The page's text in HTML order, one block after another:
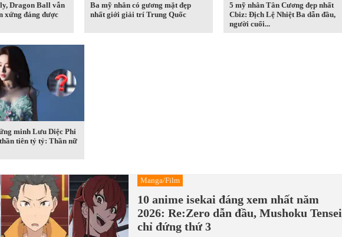
Dragon Ball vẫn
xứng đáng được
Ba mỹ nhân có gương mặt đẹp
nhất giới giải trí Trung Quốc
5 mỹ nhân Tân Cương đẹp nhất
Cbiz: Địch Lệ Nhiệt Ba dẫn đầu,
người cuối...
minh Lưu Diệc Phi
tiên tỷ tỷ: Thần nữ
Manga/Film
10 anime isekai đáng xem nhất năm
2026: Re:Zero dẫn đầu, Mushoku Tensei
chỉ đứng thứ 3